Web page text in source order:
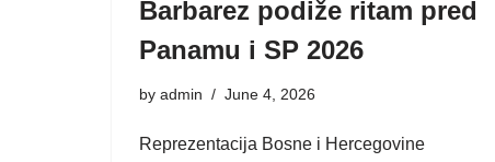
Barbarez podiže ritam pred
Panamu i SP 2026
by admin June 4, 2026
Reprezentacija Bosne i Hercegovine